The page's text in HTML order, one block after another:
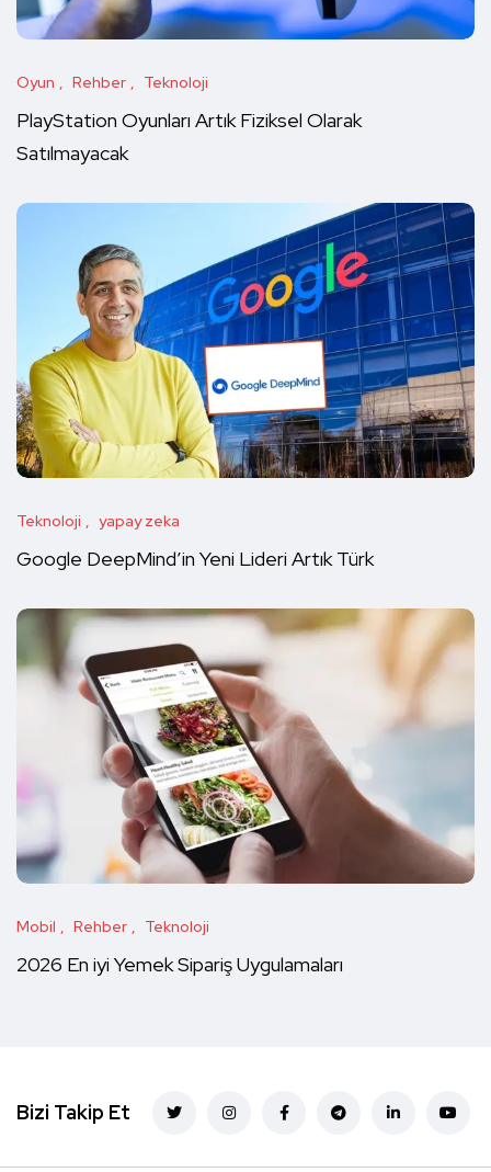
Oyun Rehber Teknoloji
PlayStation Oyunları Artık Fiziksel Olarak
Satılmayacak
Teknoloji yapay zeka
Google DeepMind’in Yeni Lideri Artık Türk
Mobil Rehber Teknoloji
2026 En iyi Yemek Sipariş Uygulamaları
Bizi Takip Et